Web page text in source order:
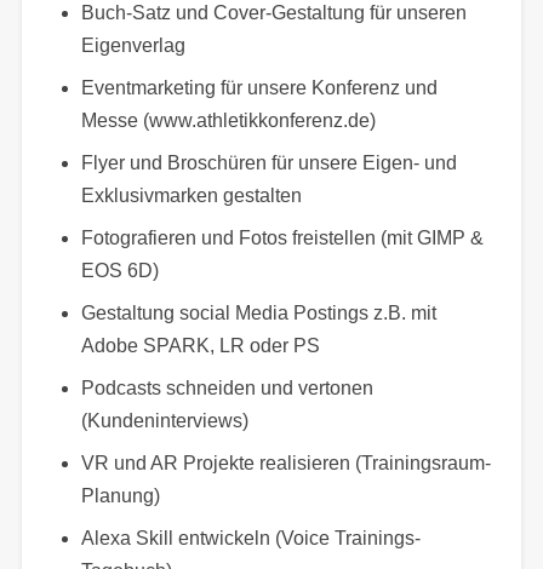
Buch-Satz und Cover-Gestaltung für unseren
Eigenverlag
Eventmarketing für unsere Konferenz und
Messe (www.athletikkonferenz.de)
Flyer und Broschüren für unsere Eigen- und
Exklusivmarken gestalten
Fotografieren und Fotos freistellen (mit GIMP &
EOS 6D)
Gestaltung social Media Postings z.B. mit
Adobe SPARK, LR oder PS
Podcasts schneiden und vertonen
(Kundeninterviews)
VR und AR Projekte realisieren (Trainingsraum-
Planung)
Alexa Skill entwickeln (Voice Trainings-